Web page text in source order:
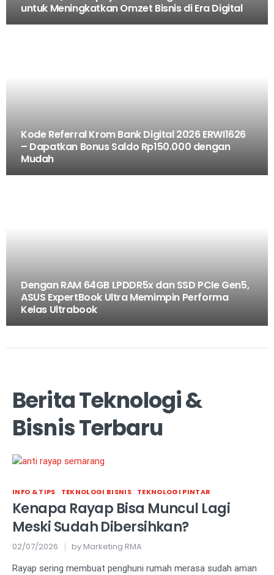
untuk Meningkatkan Omzet Bisnis di Era Digital
Kode Referral Krom Bank Digital 2026 ERWI1626
– Dapatkan Bonus Saldo Rp150.000 dengan
Mudah
Dengan RAM 64GB LPDDR5x dan SSD PCIe Gen5,
ASUS ExpertBook Ultra Memimpin Performa
Kelas Ultrabook
Berita Teknologi &
Bisnis Terbaru
INFO & TIPS TEKNOLOGI BISNIS TEKNOLOGI PINTAR
Kenapa Rayap Bisa Muncul Lagi
Meski Sudah Dibersihkan?
02/07/2026 by Marketing RMA
Rayap sering membuat penghuni rumah merasa sudah aman